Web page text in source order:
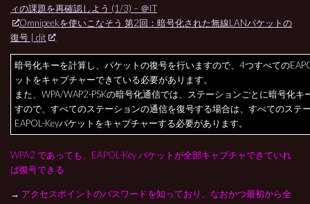
ィの課題を再確認しよう (1/3) – ＠IT
Omnipeekを使いこなそう 第2回：暗号化された無線LANパケットの
復号 | dit
暗号化キーを計算し、パケットの復号を行いますので、 4つすべての
ットをキャプチャーできている必要があります。
また、WPA/WAP2-PSKの暗号化通信では、ステーションごとに暗号化キ
すので、すべてのステーションの通信を復号する場合は、すべてのステ
EAPOL-Keyパケットをキャプチャーする必要があります。
WPA2 であっても、EAPOL-Key パケットが全部キャプチャできていれ
ば復号できる
→ アクセスポイントのパスワードを知っており、なおかつ最初から全